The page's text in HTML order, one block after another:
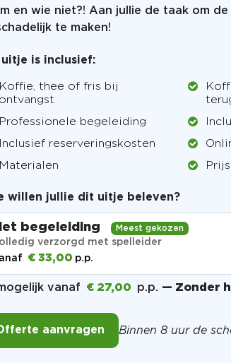
en wie niet?! Aan jullie de taak om
te maken!
uitje is inclusief:
Koffie, thee of fris bij
ontvangst
Professionele begeleiding
Inclusief reserveringskosten
Materialen
willen jullie dit uitje beleven?
begeleiding Meest gekozen
verzorgd met spelleider
€ 33,00 p.p.
vanaf € 27,00 p.p. — Zonder
aanvragen Binnen 8 uur de